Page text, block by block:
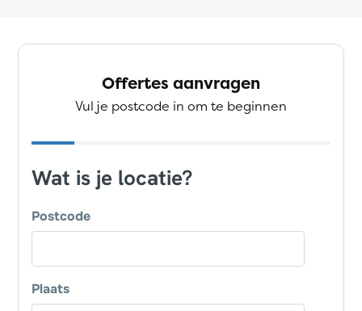
Offertes aanvragen
Vul je postcode in om te beginnen